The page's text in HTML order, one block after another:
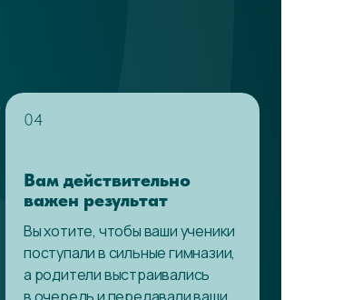
Вам действительно
важен результат
04
Вы хотите, чтобы ваши ученики
поступали в сильные гимназии,
а родители выстраивались